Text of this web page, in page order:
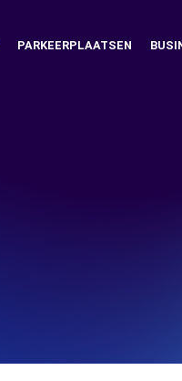
PARKEERPLAATSEN